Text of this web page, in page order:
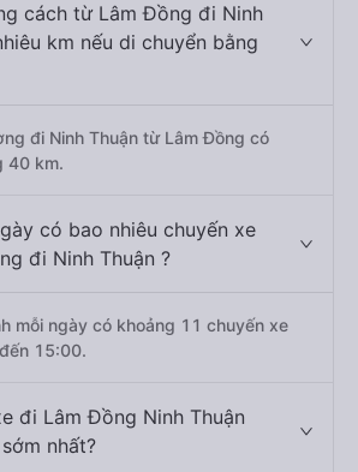
cách từ Lâm Đồng đi Ninh
km nếu di chuyển bằng
đi Ninh Thuận từ Lâm Đồng có
40 km.
có bao nhiêu chuyến xe
đi Ninh Thuận ?
mỗi ngày có khoảng 11 chuyến xe
15:00.
đi Lâm Đồng Ninh Thuận
nhất?